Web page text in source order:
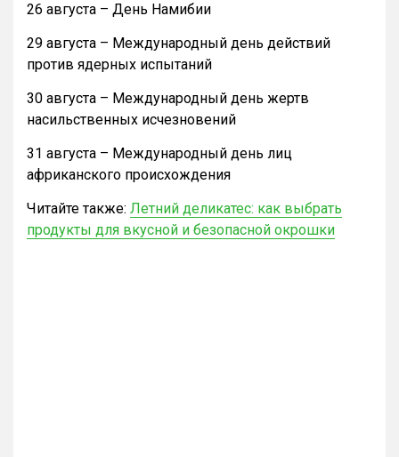
26 августа – День Намибии
29 августа – Международный день действий
против ядерных испытаний
30 августа – Международный день жертв
насильственных исчезновений
31 августа – Международный день лиц
африканского происхождения
Читайте также: Летний деликатес: как выбрать
продукты для вкусной и безопасной окрошки